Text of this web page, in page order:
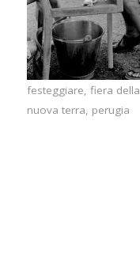
festeggiare, fiera della
nuova terra, perugia